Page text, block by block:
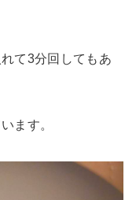
て3分回してもあ
ます。